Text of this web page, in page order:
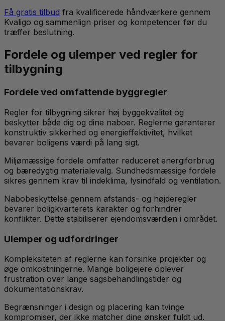
Få gratis tilbud fra kvalificerede håndværkere gennem
Kvaligo og sammenlign priser og kompetencer før du
træffer beslutning.
Fordele og ulemper ved regler for
tilbygning
Fordele ved omfattende byggregler
Regler for tilbygning sikrer høj byggekvalitet og
beskytter både dig og dine naboer. Reglerne garanterer
konstruktiv sikkerhed og energieffektivitet, hvilket
bevarer boligens værdi på lang sigt.
Miljømæssige fordele omfatter reduceret energiforbrug
og bæredygtig materialevalg. Sundhedsmæssige fordele
sikres gennem krav til indeklima, lysindfald og ventilation.
Nabobeskyttelse gennem afstands- og højderegler
bevarer boligkvarterets karakter og forhindrer
konflikter. Dette stabiliserer ejendomsværdien i området.
Ulemper og udfordringer
Kompleksiteten af reglerne kan forsinke projekter og
øge omkostningerne. Mange boligejere oplever
frustration over lange sagsbehandlingstider og
dokumentationskrav.
Begrænsninger i design og placering kan tvinge
kompromiser, der ikke matcher dine ønsker fuldt ud.